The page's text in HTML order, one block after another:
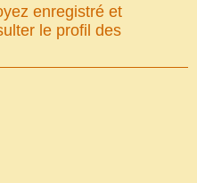
enregistré et
le profil des